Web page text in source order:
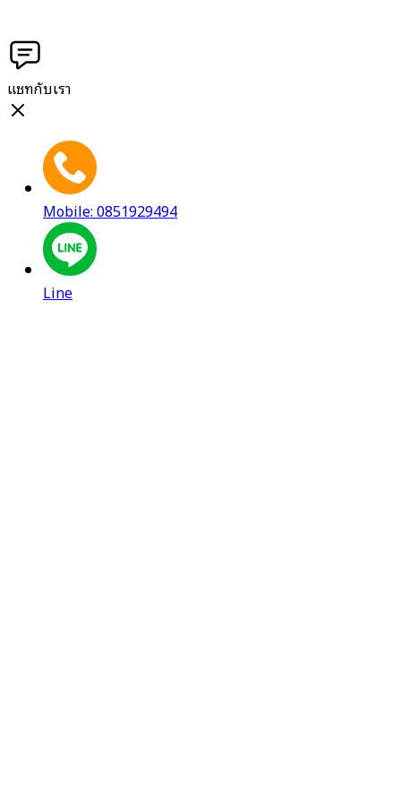
แชทกับเรา
Mobile: 0851929494
Line